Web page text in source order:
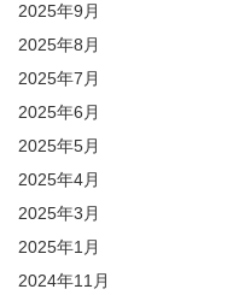
2025年9月
2025年8月
2025年7月
2025年6月
2025年5月
2025年4月
2025年3月
2025年1月
2024年11月